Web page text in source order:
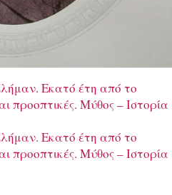
Εκατό έτη από το
προοπτικές. Μύθος – Ιστορία
Εκατό έτη από το
προοπτικές. Μύθος – Ιστορία